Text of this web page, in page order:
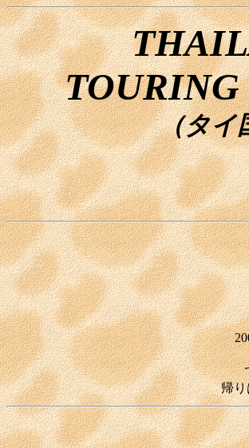
TOURING
（タイ
帰